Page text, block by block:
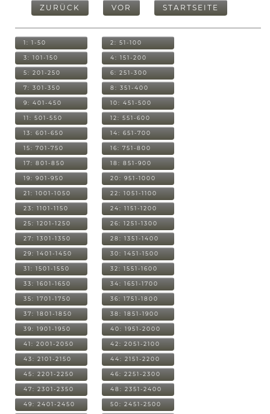
ZURÜCK VOR STARTSEITE
1: 1-50 2: 51-100
3: 101-150 4: 151-200
5: 201-250 6: 251-300
7: 301-350 8: 351-400
9: 401-450 10: 451-500
11: 501-550 12: 551-600
13: 601-650 14: 651-700
15: 701-750 16: 751-800
17: 801-850 18: 851-900
19: 901-950 20: 951-1000
21: 1001-1050 22: 1051-1100
23: 1101-1150 24: 1151-1200
25: 1201-1250 26: 1251-1300
27: 1301-1350 28: 1351-1400
29: 1401-1450 30: 1451-1500
31: 1501-1550 32: 1551-1600
33: 1601-1650 34: 1651-1700
35: 1701-1750 36: 1751-1800
37: 1801-1850 38: 1851-1900
39: 1901-1950 40: 1951-2000
41: 2001-2050 42: 2051-2100
43: 2101-2150 44: 2151-2200
45: 2201-2250 46: 2251-2300
47: 2301-2350 48: 2351-2400
49: 2401-2450 50: 2451-2500